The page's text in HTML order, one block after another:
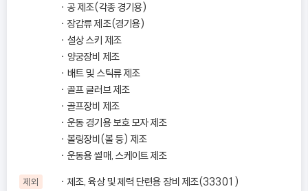
공 제조(각종 경기용)
장갑류 제조(경기용)
설상 스키 제조
양궁장비 제조
배트 및 스틱류 제조
골프 글러브 제조
골프장비 제조
운동 경기용 보호 모자 제조
볼링장비(볼 등) 제조
운동용 썰매, 스케이트 제조
제외
체조, 육상 및 체력 단련용 장비 제조(33301)